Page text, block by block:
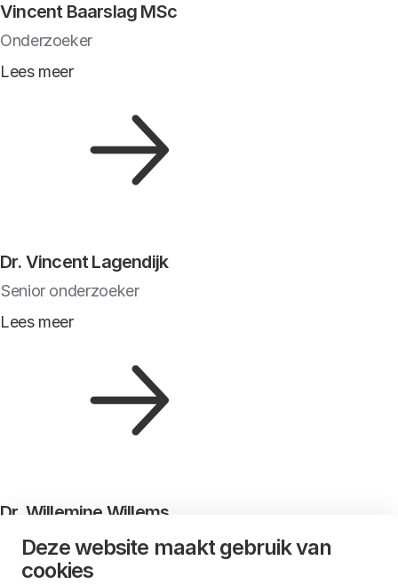
Deze website maakt gebruik van
cookies
Vincent Baarslag MSc
Onderzoeker
Lees meer
Dr. Vincent Lagendijk
Senior onderzoeker
Lees meer
Dr. Willemine Willems
Onderzoeker
Lees meer